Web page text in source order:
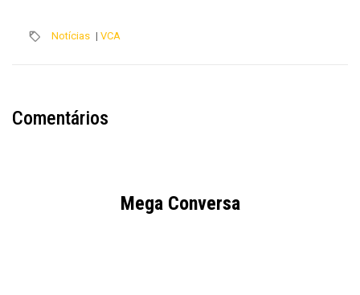
Notícias | VCA
Comentários
Mega Conversa